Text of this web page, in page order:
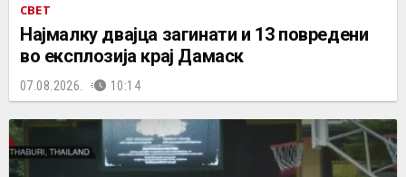
СВЕТ
Најмалку двајца загинати и 13 повредени
во експлозија крај Дамаск
07.08.2026. 10:14